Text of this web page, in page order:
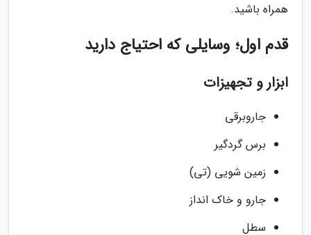
همراه باشید.
قدم اول؛ وسایلی که احتیاج دارید
ابزار و تجهیزات
جاروبرقی
برس گردگیر
زمین شویی (تی)
جارو و خاک انداز
سطل